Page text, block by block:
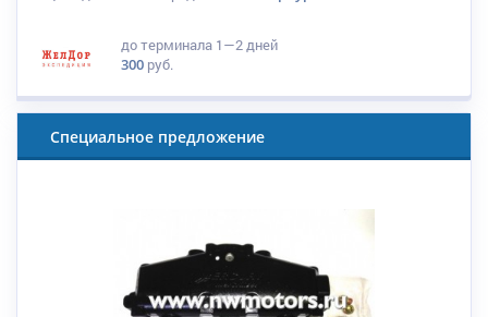
до терминала 1—2 дней
300 руб.
Специальное предложение